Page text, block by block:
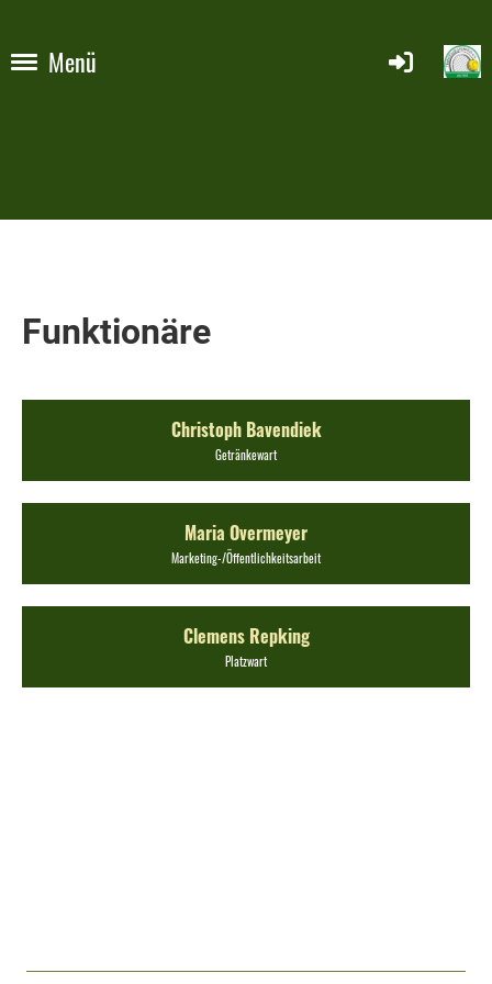
Menü
Funktionäre
Christoph Bavendiek
Getränkewart
Maria Overmeyer
Marketing-/Öffentlichkeitsarbeit
Clemens Repking
Platzwart